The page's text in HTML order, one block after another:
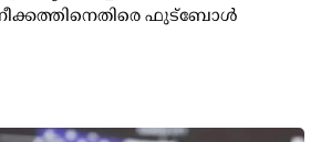
ഫുട്ബോള്‍